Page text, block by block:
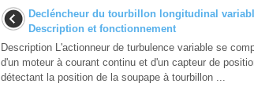
Decléncheur du tourbillon longitudinal
Description et fonctionnement
Description L'actionneur de turbulence variable se
d'un moteur à courant continu et d'un capteur de
détectant la position de la soupape à tourbillon ...